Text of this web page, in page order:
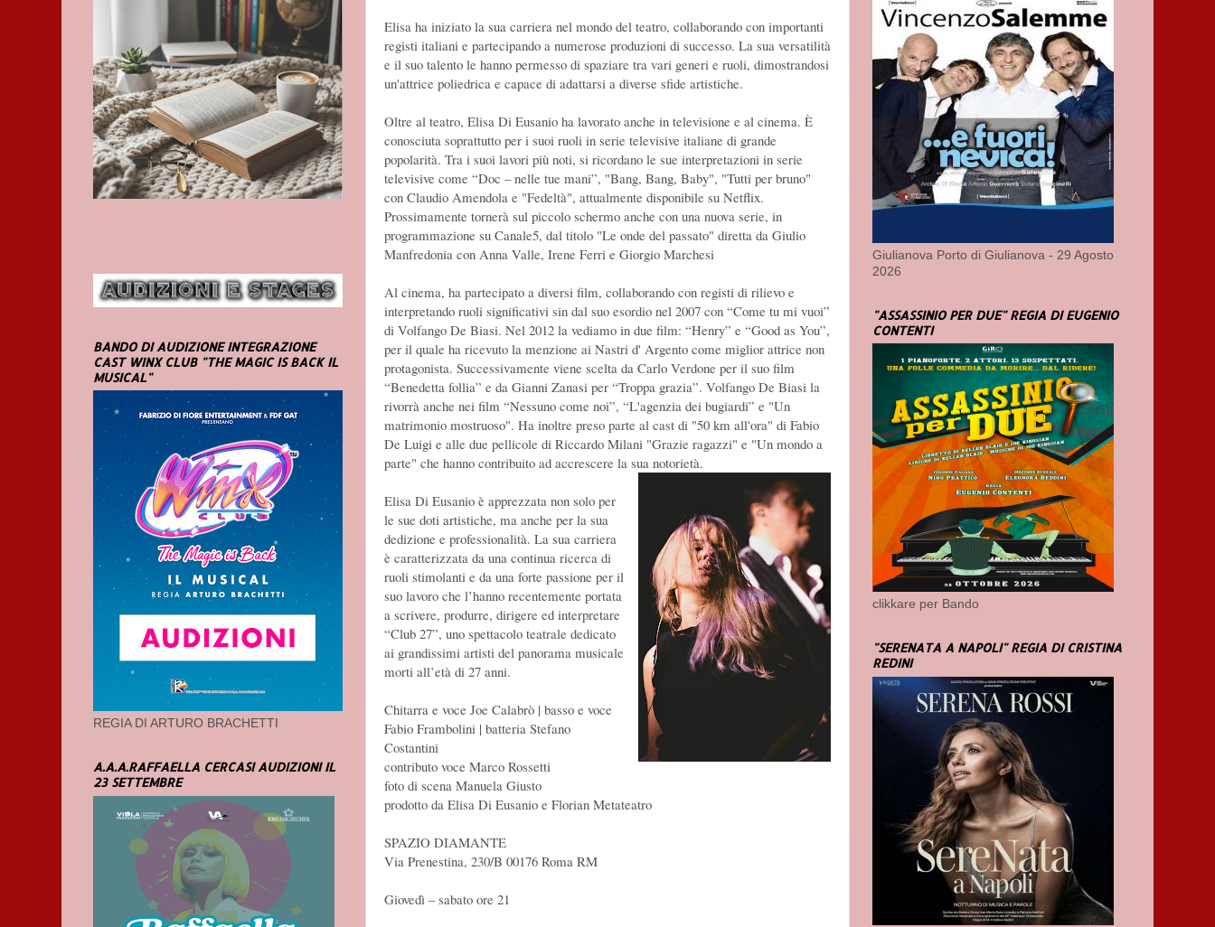
Elisa ha iniziato la sua carriera nel mondo del teatro, collaborando con importanti
registi italiani e partecipando a numerose produzioni di successo. La sua versatilità
e il suo talento le hanno permesso di spaziare tra vari generi e ruoli, dimostrandosi
un'attrice poliedrica e capace di adattarsi a diverse sfide artistiche.
Oltre al teatro, Elisa Di Eusanio ha lavorato anche in televisione e al cinema. È
conosciuta soprattutto per i suoi ruoli in serie televisive italiane di grande
popolarità. Tra i suoi lavori più noti, si ricordano le sue interpretazioni in serie
televisive come “Doc – nelle tue mani”, "Bang, Bang, Baby", "Tutti per bruno"
con Claudio Amendola e "Fedeltà", attualmente disponibile su Netflix.
Prossimamente tornerà sul piccolo schermo anche con una nuova serie, in
programmazione su Canale5, dal titolo "Le onde del passato" diretta da Giulio
Manfredonia con Anna Valle, Irene Ferri e Giorgio Marchesi
Al cinema, ha partecipato a diversi film, collaborando con registi di rilievo e
interpretando ruoli significativi sin dal suo esordio nel 2007 con “Come tu mi vuoi”
di Volfango De Biasi. Nel 2012 la vediamo in due film: “Henry” e “Good as You”,
per il quale ha ricevuto la menzione ai Nastri d' Argento come miglior attrice non
protagonista. Successivamente viene scelta da Carlo Verdone per il suo film
“Benedetta follia” e da Gianni Zanasi per “Troppa grazia”. Volfango De Biasi la
rivorrà anche nei film “Nessuno come noi”, “L'agenzia dei bugiardi” e "Un
matrimonio mostruoso". Ha inoltre preso parte al cast di "50 km all'ora" di Fabio
De Luigi e alle due pellicole di Riccardo Milani "Grazie ragazzi" e "Un mondo a
parte" che hanno contribuito ad accrescere la sua notorietà.
Elisa Di Eusanio è apprezzata non solo per
le sue doti artistiche, ma anche per la sua
dedizione e professionalità. La sua carriera
è caratterizzata da una continua ricerca di
ruoli stimolanti e da una forte passione per il
suo lavoro che l’hanno recentemente portata
a scrivere, produrre, dirigere ed interpretare
“Club 27”, uno spettacolo teatrale dedicato
ai grandissimi artisti del panorama musicale
morti all’età di 27 anni.
Chitarra e voce Joe Calabrò | basso e voce
Fabio Frambolini | batteria Stefano
Costantini
contributo voce Marco Rossetti
foto di scena Manuela Giusto
prodotto da Elisa Di Eusanio e Florian Metateatro
SPAZIO DIAMANTE
Via Prenestina, 230/B 00176 Roma RM
Giovedì – sabato ore 21
BANDO DI AUDIZIONE INTEGRAZIONE
CAST WINX CLUB "THE MAGIC IS BACK IL
MUSICAL"
REGIA DI ARTURO BRACHETTI
A.A.A.RAFFAELLA CERCASI AUDIZIONI IL
23 SETTEMBRE
Giulianova Porto di Giulianova - 29 Agosto
2026
"ASSASSINIO PER DUE" REGIA DI EUGENIO
CONTENTI
clikkare per Bando
"SERENATA A NAPOLI" REGIA DI CRISTINA
REDINI